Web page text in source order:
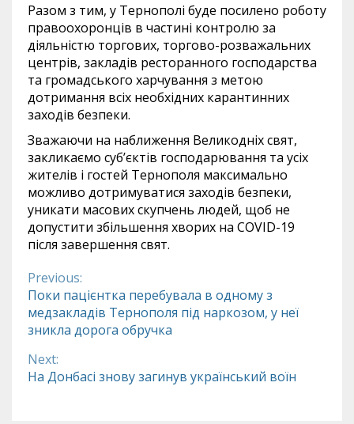
Разом з тим, у Тернополі буде посилено роботу
правоохоронців в частині контролю за
діяльністю торгових, торгово-розважальних
центрів, закладів ресторанного господарства
та громадського харчування з метою
дотримання всіх необхідних карантинних
заходів безпеки.
Зважаючи на наближення Великодніх свят,
закликаємо суб’єктів господарювання та усіх
жителів і гостей Тернополя максимально
можливо дотримуватися заходів безпеки,
уникати масових скупчень людей, щоб не
допустити збільшення хворих на COVID-19
після завершення свят.
Continue
Reading
Previous:
Поки пацієнтка перебувала в одному з
медзакладів Тернополя під наркозом, у неї
зникла дорога обручка
Next:
На Донбасі знову загинув український воїн